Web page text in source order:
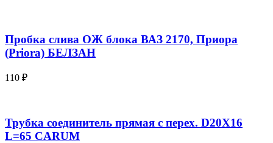
Пробка слива ОЖ блока ВАЗ 2170, Приора
(Priora) БЕЛЗАН
110 ₽
Трубка соединитель прямая с перех. D20X16
L=65 CARUM